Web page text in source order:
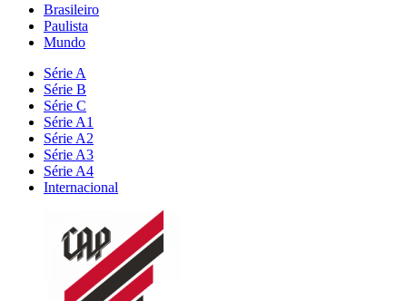
Brasileiro
Paulista
Mundo
Série A
Série B
Série C
Série A1
Série A2
Série A3
Série A4
Internacional